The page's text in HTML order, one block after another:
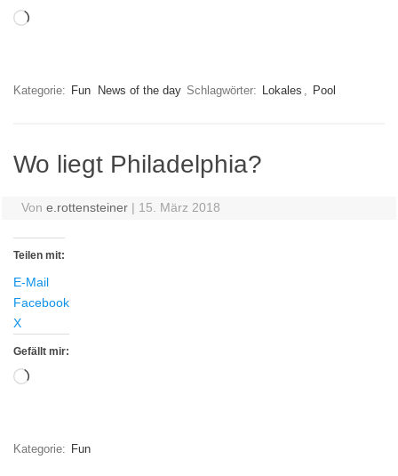
Wird
Kategorie: Fun News of the day Schlagwörter: Lokales , Pool
Wo liegt Philadelphia?
Vone.rottensteiner | 15. März 2018
Teilen mit:
E-Mail
Facebook
X
Gefällt mir:
Wird
Kategorie: Fun